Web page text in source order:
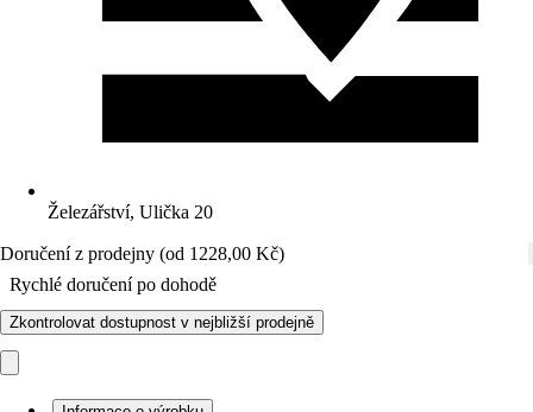
Železářství, Ulička 20
Doručení z prodejny (od 1228,00 Kč)
Rychlé doručení po dohodě
Zkontrolovat dostupnost v nejbližší prodejně